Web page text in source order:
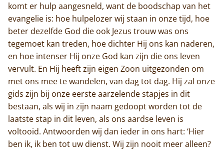
komt er hulp aangesneld, want de boodschap van het
evangelie is: hoe hulpelozer wij staan in onze tijd, hoe
beter dezelfde God die ook Jezus trouw was ons
tegemoet kan treden, hoe dichter Hij ons kan naderen,
en hoe intenser Hij onze God kan zijn die ons leven
vervult. En Hij heeft zijn eigen Zoon uitgezonden om
met ons mee te wandelen, van dag tot dag. Hij zal onze
gids zijn bij onze eerste aarzelende stapjes in dit
bestaan, als wij in zijn naam gedoopt worden tot de
laatste stap in dit leven, als ons aardse leven is
voltooid. Antwoorden wij dan ieder in ons hart: ‘Hier
ben ik, ik ben tot uw dienst. Wij zijn nooit meer alleen?